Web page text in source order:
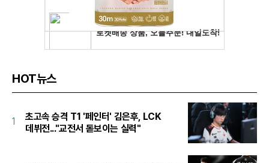
HOT뉴스
1
초고속 승격 T1 '페인터' 김은후, LCK
데뷔전..."교전서 돋보이는 실력"